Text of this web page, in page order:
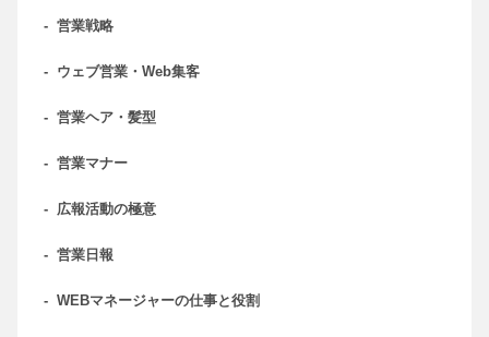
- 営業戦略
- ウェブ営業・Web集客
- 営業ヘア・髪型
- 営業マナー
- 広報活動の極意
- 営業日報
- WEBマネージャーの仕事と役割